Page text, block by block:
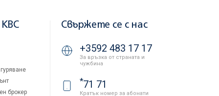
брокер
Свържете се с нас
+3592 483 17 17
За връзка от страната и
чужбина
*71 71
Кратък номер за абонати